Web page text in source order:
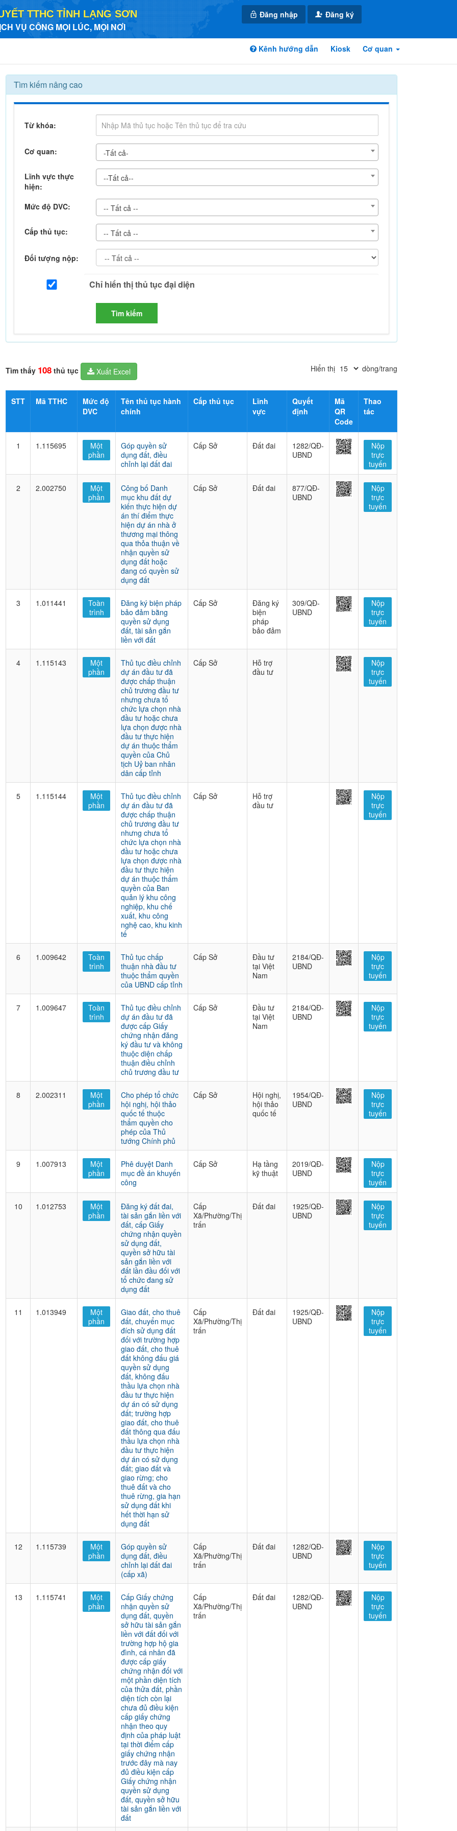
TTHC TỈNH LẠNG SƠN
VỤ CÔNG MỌI LÚC, MỌI NƠI
Đăng nhập Đăng ký
Kênh hướng dẫn Kiosk Cơ quan
Tìm kiếm nâng cao
Từ khóa:
Cơ quan: -Tất cả-
Lĩnh vực thực
hiện:
--Tất cả--
Mức độ DVC: -- Tất cả --
Cấp thủ tục: -- Tất cả --
Đối tượng nộp:
Tìm kiếm
Tìm thấy 108 thủ tục Xuất Excel Hiển thị dòng/trang
STT Mã TTHC
Mức độ
DVC
Tên thủ tục hành
chính
Cấp thủ tục
Lĩnh
vực
Quyết
định
Mã
QR
Code
Thao
tác
1 1.115695
Một
phần
Góp quyền sử
dụng đất, điều
chỉnh lại đất đai
Cấp Sở Đất đai
1282/QĐ-
UBND
Nộp
trực
tuyến
2 2.002750
Một
phần
Công bố Danh
mục khu đất dự
kiến thực hiện dự
án thí điểm thực
hiện dự án nhà ở
thương mại thông
qua thỏa thuận về
nhận quyền sử
dụng đất hoặc
đang có quyền sử
dụng đất
Cấp Sở Đất đai
877/QĐ-
UBND
Nộp
trực
tuyến
3 1.011441
Toàn
trình
Đăng ký biện pháp
bảo đảm bằng
quyền sử dụng
đất, tài sản gắn
liền với đất
Cấp Sở
Đăng ký
biện
pháp
bảo đảm
309/QĐ-
UBND
Nộp
trực
tuyến
4 1.115143
Một
phần
Thủ tục điều chỉnh
dự án đầu tư đã
được chấp thuận
chủ trương đầu tư
nhưng chưa tổ
chức lựa chọn nhà
đầu tư hoặc chưa
lựa chọn được nhà
đầu tư thực hiện
dự án thuộc thẩm
quyền của Chủ
tịch Uỷ ban nhân
dân cấp tỉnh
Cấp Sở
Hỗ trợ
đầu tư
Nộp
trực
tuyến
5 1.115144
Một
phần
Thủ tục điều chỉnh
dự án đầu tư đã
được chấp thuận
chủ trương đầu tư
nhưng chưa tổ
chức lựa chọn nhà
đầu tư hoặc chưa
lựa chọn được nhà
đầu tư thực hiện
dự án thuộc thẩm
quyền của Ban
quản lý khu công
nghiệp, khu chế
xuất, khu công
nghệ cao, khu kinh
tế
Cấp Sở
Hỗ trợ
đầu tư
Nộp
trực
tuyến
6 1.009642
Toàn
trình
Thủ tục chấp
thuận nhà đầu tư
thuộc thẩm quyền
của UBND cấp tỉnh
Cấp Sở
Đầu tư
tại Việt
Nam
2184/QĐ-
UBND
Nộp
trực
tuyến
7 1.009647
Toàn
trình
Thủ tục điều chỉnh
dự án đầu tư đã
được cấp Giấy
chứng nhận đăng
ký đầu tư và không
thuộc diện chấp
thuận điều chỉnh
chủ trương đầu tư
Cấp Sở
Đầu tư
tại Việt
Nam
2184/QĐ-
UBND
Nộp
trực
tuyến
8 2.002311
Một
phần
Cho phép tổ chức
hội nghị, hội thảo
quốc tế thuộc
thẩm quyền cho
phép của Thủ
tướng Chính phủ
Cấp Sở
Hội nghị,
hội thảo
quốc tế
1954/QĐ-
UBND
Nộp
trực
tuyến
9 1.007913
Một
phần
Phê duyệt Danh
mục đề án khuyến
công
Cấp Sở
Hạ tầng
kỹ thuật
2019/QĐ-
UBND
Nộp
trực
tuyến
10 1.012753
Một
phần
Đăng ký đất đai,
tài sản gắn liền với
đất, cấp Giấy
chứng nhận quyền
sử dụng đất,
quyền sở hữu tài
sản gắn liền với
đất lần đầu đối với
tổ chức đang sử
dụng đất
Cấp
Xã/Phường/Thị
trấn
Đất đai
1925/QĐ-
UBND
Nộp
trực
tuyến
11 1.013949
Một
phần
Giao đất, cho thuê
đất, chuyển mục
đích sử dụng đất
đối với trường hợp
giao đất, cho thuê
đất không đấu giá
quyền sử dụng
đất, không đấu
thầu lựa chọn nhà
đầu tư thực hiện
dự án có sử dụng
đất; trường hợp
giao đất, cho thuê
đất thông qua đấu
thầu lựa chọn nhà
đầu tư thực hiện
dự án có sử dụng
đất; giao đất và
giao rừng; cho
thuê đất và cho
thuê rừng, gia hạn
sử dụng đất khi
hết thời hạn sử
dụng đất
Cấp
Xã/Phường/Thị
trấn
Đất đai
1925/QĐ-
UBND
Nộp
trực
tuyến
12 1.115739
Một
phần
Góp quyền sử
dụng đất, điều
chỉnh lại đất đai
(cấp xã)
Cấp
Xã/Phường/Thị
trấn
Đất đai
1282/QĐ-
UBND
Nộp
trực
tuyến
13 1.115741
Một
phần
Cấp Giấy chứng
nhận quyền sử
dụng đất, quyền
sở hữu tài sản gắn
liền với đất đối với
trường hợp hộ gia
đình, cá nhân đã
được cấp giấy
chứng nhận đối với
một phần diện tích
của thửa đất, phần
diện tích còn lại
chưa đủ điều kiện
cấp giấy chứng
nhận theo quy
định của pháp luật
tại thời điểm cấp
giấy chứng nhận
trước đây mà nay
đủ điều kiện cấp
Giấy chứng nhận
quyền sử dụng
đất, quyền sở hữu
tài sản gắn liền với
đất
Cấp
Xã/Phường/Thị
trấn
Đất đai
1282/QĐ-
UBND
Nộp
trực
tuyến